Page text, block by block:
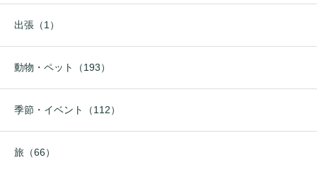
出張（1）
動物・ペット（193）
季節・イベント（112）
旅（66）